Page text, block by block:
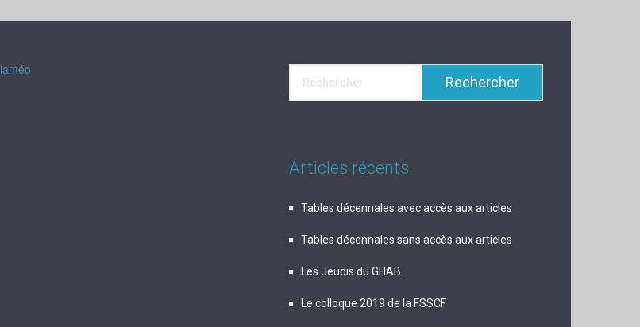
Articles récents
Tables décennales avec accès aux articles
Tables décennales sans accès aux articles
Les Jeudis du GHAB
Le colloque 2019 de la FSSCF